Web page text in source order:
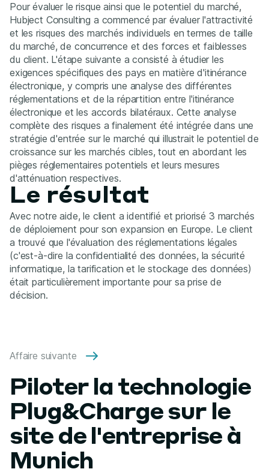
Pour évaluer le risque ainsi que le potentiel du marché,
Hubject Consulting a commencé par évaluer l'attractivité
et les risques des marchés individuels en termes de taille
du marché, de concurrence et des forces et faiblesses
du client. L'étape suivante a consisté à étudier les
exigences spécifiques des pays en matière d'itinérance
électronique, y compris une analyse des différentes
réglementations et de la répartition entre l'itinérance
électronique et les accords bilatéraux. Cette analyse
complète des risques a finalement été intégrée dans une
stratégie d'entrée sur le marché qui illustrait le potentiel de
croissance sur les marchés cibles, tout en abordant les
pièges réglementaires potentiels et leurs mesures
d'atténuation respectives.
Le résultat
Avec notre aide, le client a identifié et priorisé 3 marchés
de déploiement pour son expansion en Europe. Le client
a trouvé que l'évaluation des réglementations légales
(c'est-à-dire la confidentialité des données, la sécurité
informatique, la tarification et le stockage des données)
était particulièrement importante pour sa prise de
décision.
Affaire suivante
Piloter la technologie
Plug&Charge sur le
site de l'entreprise à
Munich